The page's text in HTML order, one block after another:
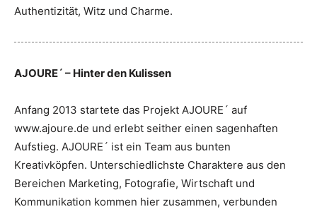
Authentizität, Witz und Charme.
AJOURE´ – Hinter den Kulissen
Anfang 2013 startete das Projekt AJOURE´ auf
www.ajoure.de und erlebt seither einen sagenhaften
Aufstieg. AJOURE´ ist ein Team aus bunten
Kreativköpfen. Unterschiedlichste Charaktere aus den
Bereichen Marketing, Fotografie, Wirtschaft und
Kommunikation kommen hier zusammen, verbunden